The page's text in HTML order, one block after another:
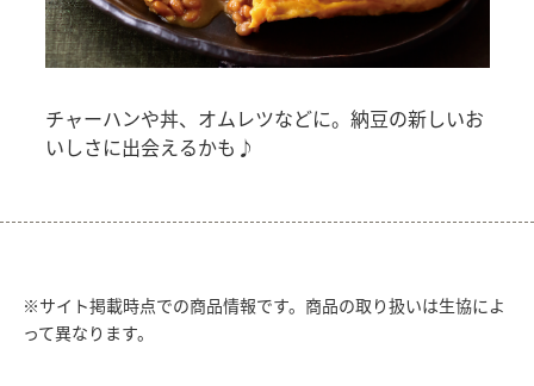
チャーハンや丼、オムレツなどに。納豆の新しいお
いしさに出会えるかも♪
※サイト掲載時点での商品情報です。商品の取り扱いは生協によ
って異なります。